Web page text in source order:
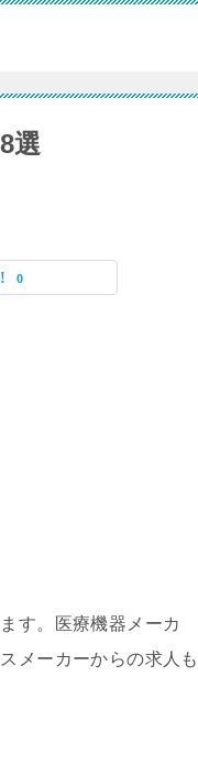
選
0
す。医療機器メーカ
メーカーからの求人も